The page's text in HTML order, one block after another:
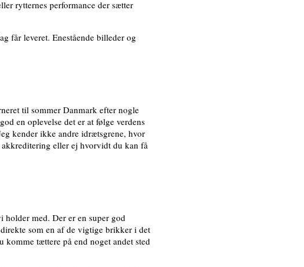
rytternes performance der sætter
får leveret. Enestående billeder og
til sommer Danmark efter nogle
en oplevelse det er at følge verdens
kender ikke andre idrætsgrene, hvor
eller ej hvorvidt du kan få
holder med. Der er en super god
som en af de vigtige brikker i det
tættere på end noget andet sted